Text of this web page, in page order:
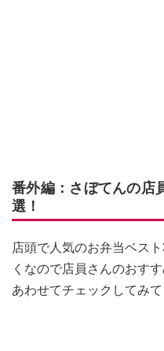
番外編：さぼてんの店
選！
店頭で人気のお弁当ベス
くなので店員さんのおす
あわせてチェックしてみて